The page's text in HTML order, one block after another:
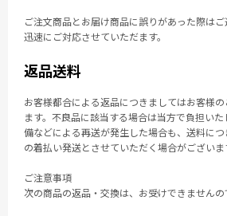
ご注文商品とお届け商品に誤りがあった際はご
迅速にご対応させていただます。
返品送料
お客様都合による返品につきましてはお客様
ます。不良品に該当する場合は当方で負担い
備などによる再送が発生した場合も、送料に
の着払い発送とさせていただく場合がございま
ご注意事項
次の商品の返品・交換は、お受けできませんの